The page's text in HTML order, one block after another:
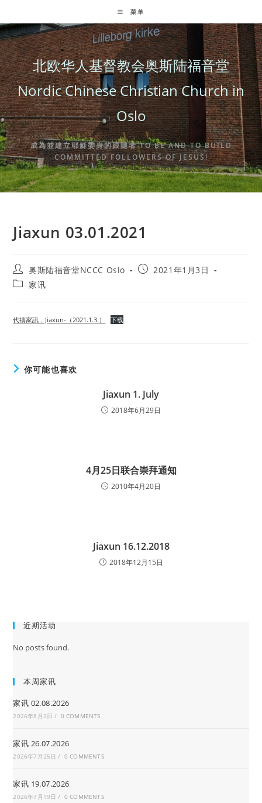
to
content
菜单
北欧华人基督教会奥斯陆福音堂
Nordic Chinese Christian Church in
Oslo
成為並建立耶穌委身的跟隨者 TO BE AND TO BUILD
COMMITTED FOLLOWERS OF JESUS!
Jiaxun 03.01.2021
Post
author:
奥斯陆福音堂NCCC Oslo
Post2021年1月3日
Post家讯
代禱家訊，Jiaxun-（2021.1.3.） 下载
你可能也喜欢
Jiaxun 1. July
2018年6月29日
4月25日联合崇拜通知
2010年4月20日
Jiaxun 16.12.2018
2018年12月15日
近期活动
No posts found.
本周家讯
家讯 02.08.2026
2026年8月2日 / 0 COMMENTS
家讯 26.07.2026
2026年7月25日 / 0 COMMENTS
家讯 19.07.2026
2026年7月19日 / 0 COMMENTS